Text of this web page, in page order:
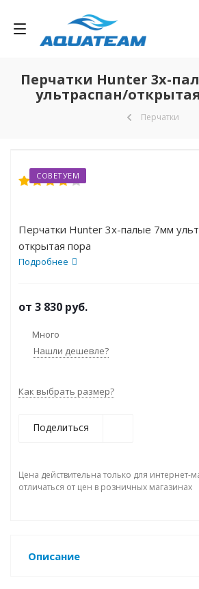
Перчатки Hunter 3х-
ультраспан/
Перчатки
СОВЕТУЕМ
Перчатки Hunter 3х-палые 7мм
открытая пора
Подробнее
от 3 830 руб.
Много
Нашли дешевле?
Как выбрать размер?
Поделиться
Цена действительна только для интернет-
отличаться от цен в розничных магазинах
Описание